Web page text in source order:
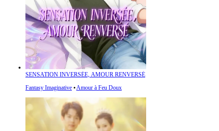
SENSATION INVERSÉE, AMOUR RENVERSÉ
Fantasy Imaginative ⦁Amour à Feu Doux